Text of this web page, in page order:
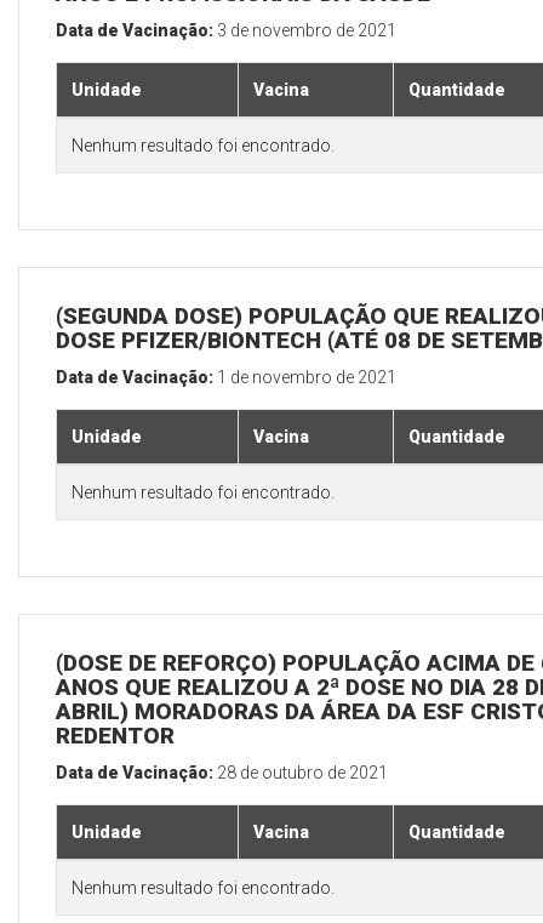
Data de Vacinação: 3 de novembro de 2021
Unidade Vacina Quantidade
Nenhum resultado foi encontrado.
(SEGUNDA DOSE) POPULAÇÃO QUE
DOSE PFIZER/BIONTECH (ATÉ 08 DE
Data de Vacinação: 1 de novembro de 2021
Unidade Vacina Quantidade
Nenhum resultado foi encontrado.
(DOSE DE REFORÇO) POPULAÇÃO ACIMA DE
ANOS QUE REALIZOU A 2ª DOSE NO DIA 28
ABRIL) MORADORAS DA ÁREA DA ESF
REDENTOR
Data de Vacinação: 28 de outubro de 2021
Unidade Vacina Quantidade
Nenhum resultado foi encontrado.